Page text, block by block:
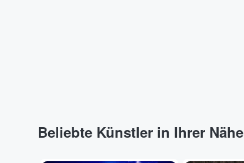
Beliebte Künstler in Ihrer Nähe